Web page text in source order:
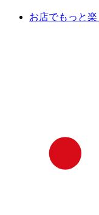
お店でもっと楽